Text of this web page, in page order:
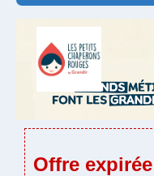
Offre expirée